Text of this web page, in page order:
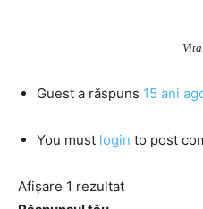
Guest a răspuns 15 ani
You must login to post
Afișare 1 rezultat